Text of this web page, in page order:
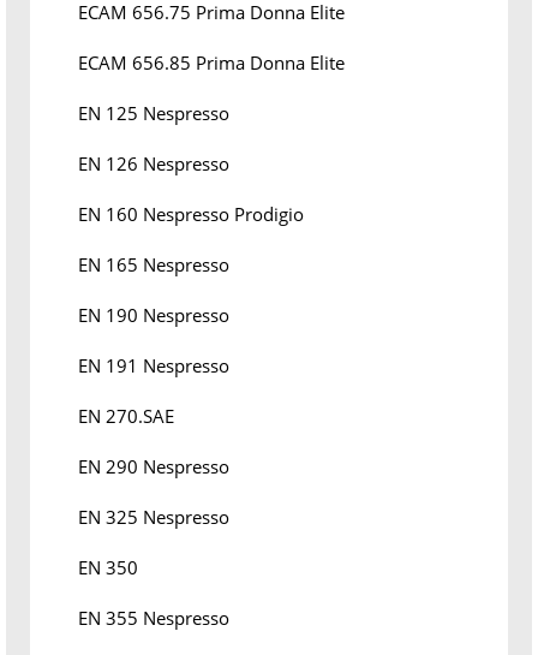
ECAM 656.75 Prima Donna Elite
ECAM 656.85 Prima Donna Elite
EN 125 Nespresso
EN 126 Nespresso
EN 160 Nespresso Prodigio
EN 165 Nespresso
EN 190 Nespresso
EN 191 Nespresso
EN 270.SAE
EN 290 Nespresso
EN 325 Nespresso
EN 350
EN 355 Nespresso